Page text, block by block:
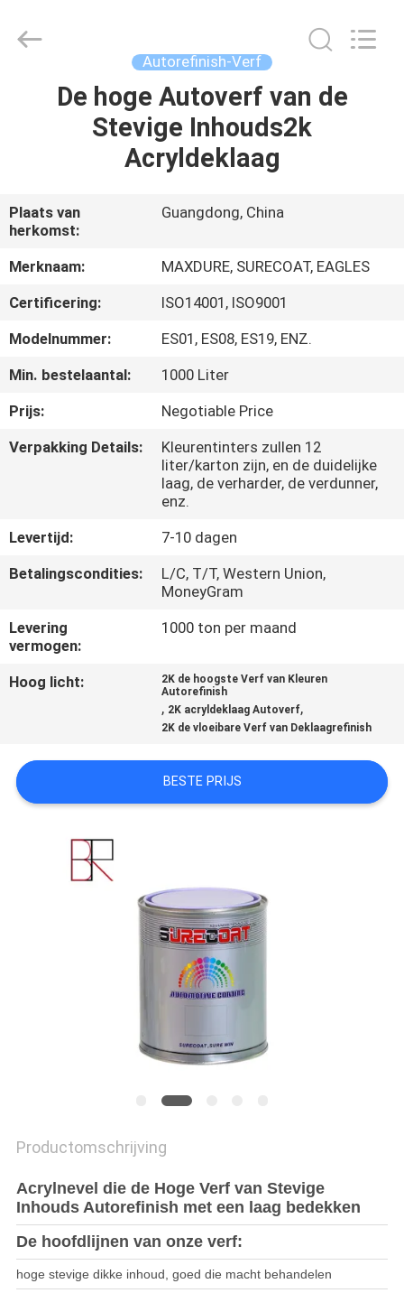
PRODUCTEN
ONGEVEER
ONS
FABRIEKSREIS
CONTACTEER
ONS
VERZOEK
EEN
CITAAT
PRIVACY
POLICY
Rights
Autorefinish-Verf
De hoge Autoverf van de
Stevige Inhouds2k
Acryldeklaag
Plaats van
herkomst:
Guangdong, China
Merknaam:
MAXDURE, SURECOAT, EAGLES
Certificering:
ISO14001, ISO9001
Modelnummer:
ES01, ES08, ES19, ENZ.
Min. bestelaantal:
1000 Liter
Prijs:
Negotiable Price
Verpakking Details:
Kleurentinters zullen 12
liter/karton zijn, en de duidelijke
laag, de verharder, de verdunner,
enz.
Levertijd:
7-10 dagen
Betalingscondities:
L/C, T/T, Western Union,
MoneyGram
Levering
vermogen:
1000 ton per maand
Hoog licht:
2K de hoogste Verf van Kleuren
Autorefinish
, 2K acryldeklaag Autoverf,
2K de vloeibare Verf van Deklaagrefinish
BESTE PRIJS
Productomschrijving
Acrylnevel die de Hoge Verf van Stevige
Inhouds Autorefinish met een laag bedekken
De hoofdlijnen van onze verf:
hoge stevige dikke inhoud, goed die macht behandelen